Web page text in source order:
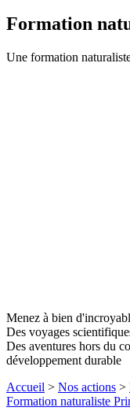
Formation
Une formation
Menez à bien
Des voyages
Des aventures hors du
développement durable
Accueil > Nos actions >
Formation naturaliste